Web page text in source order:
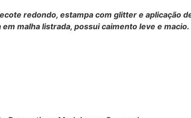
redondo, estampa com glitter e aplicação
malha listrada, possui caimento leve e macio.